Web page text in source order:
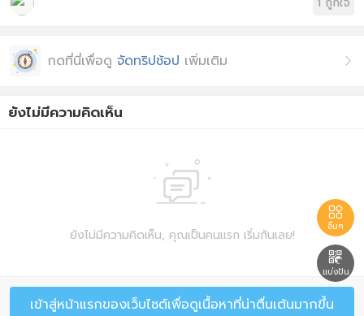

กดที่นี่เพื่อดู จัดทริปช้อป เพิ่มเติม
ยังไม่มีความคิดเห็น

ยังไม่มีความคิดเห็น, คุณเป็นคนแรก เริ่มกันเลย!
เข้าสู่หน้าแรกของเว็บไซต์เพื่อดูเนื้อหาที่น่าตื่นเต้นมากขึ้น

อื่นๆ

แบ่งปัน